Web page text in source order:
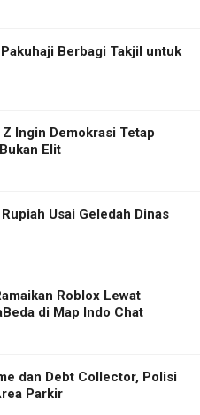
Berbagi Takjil untuk
Ingin Demokrasi Tetap
Elit
Usai Geledah Dinas
Roblox Lewat
di Map Indo Chat
dan Debt Collector, Polisi
Parkir